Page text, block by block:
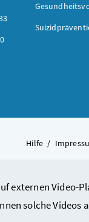
externen Video-
solche Videos
Hilfe /